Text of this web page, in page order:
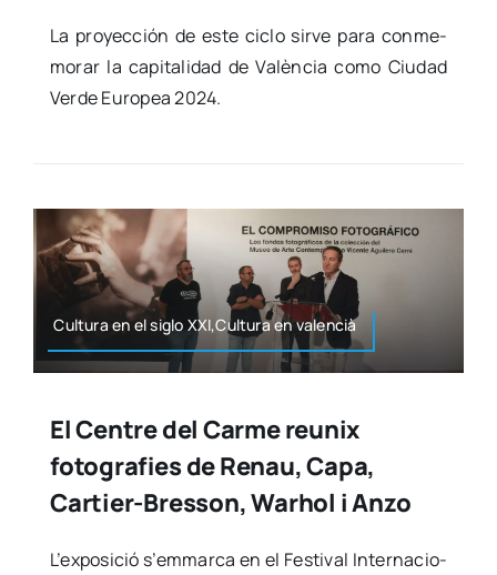
La pro­yec­ción de este ciclo sir­ve para con­me­
mo­rar la capi­ta­li­dad de Valèn­cia como Ciu­dad
Ver­de Euro­pea 2024.
Cul­tu­ra en el siglo XXI,Cultura en valen­cià
El Centre del Carme reunix
fotografies de Renau, Capa,
Cartier-Bresson, Warhol i Anzo
L’ex­po­si­ció s’emmarca en el Fes­ti­val Inter­na­cio­